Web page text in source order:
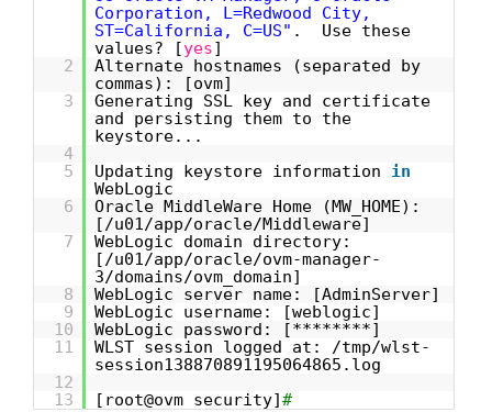
Corporation, L=Redwood City,
ST=California, C=US" . Use these
values? [yes]
2
Alternate hostnames (separated by
commas): [ovm]
3
Generating SSL key and certificate
and persisting them to the
keystore...
4
5
Updating keystore information in
WebLogic
6
Oracle MiddleWare Home (MW_HOME):
[/u01/app/oracle/Middleware]
7
WebLogic domain directory:
[/u01/app/oracle/ovm-manager-
3/domains/ovm_domain]
8
WebLogic server name: [AdminServer]
9
WebLogic username: [weblogic]
10
WebLogic password: [********]
11
WLST session logged at: /tmp/wlst-
session138870891195064865.log
12
13
[root@ovm security]#